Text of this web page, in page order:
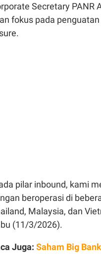
Secretary PANR
fokus pada
pilar inbound, kami
beroperasi di
Malaysia, dan
(11/3/2026).
Juga: Saham Big